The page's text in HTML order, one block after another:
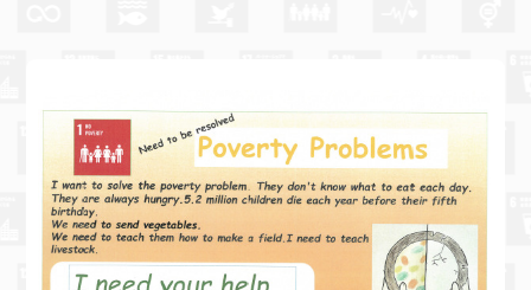
の作品